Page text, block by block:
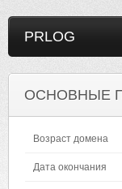
PRLOG
ОСНОВНЫЕ
Возраст домена
Дата окончания